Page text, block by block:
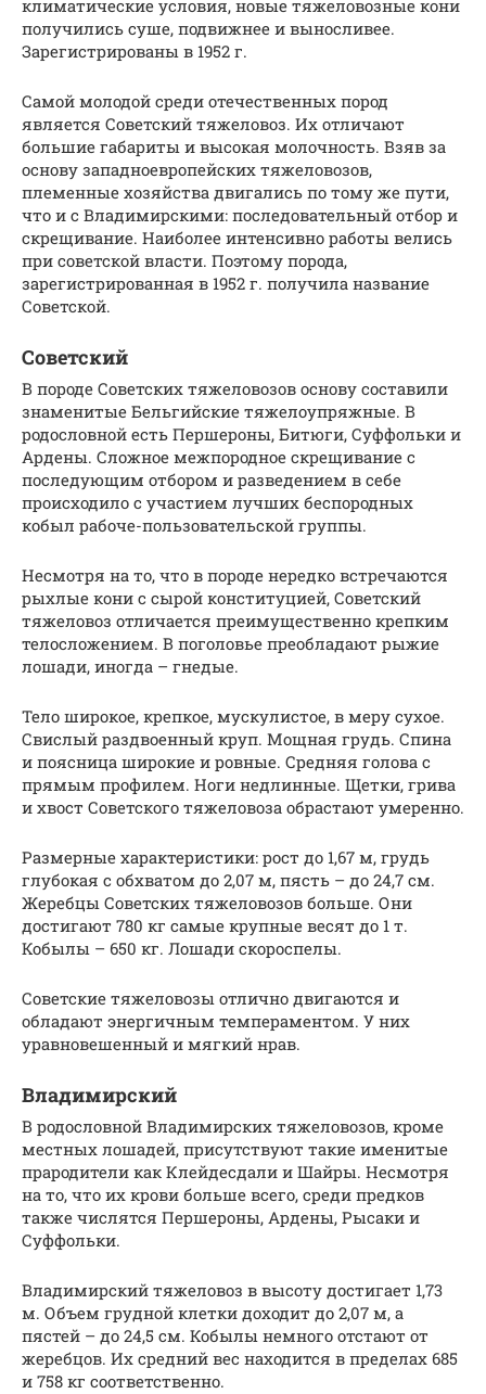
климатические условия, новые тяжеловозные кони
получились суше, подвижнее и выносливее.
Зарегистрированы в 1952 г.
Самой молодой среди отечественных пород
является Советский тяжеловоз. Их отличают
большие габариты и высокая молочность. Взяв за
основу западноевропейских тяжеловозов,
племенные хозяйства двигались по тому же пути,
что и с Владимирскими: последовательный отбор и
скрещивание. Наиболее интенсивно работы велись
при советской власти. Поэтому порода,
зарегистрированная в 1952 г. получила название
Советской.
Советский
В породе Советских тяжеловозов основу составили
знаменитые Бельгийские тяжелоупряжные. В
родословной есть Першероны, Битюги, Суффольки и
Ардены. Сложное межпородное скрещивание с
последующим отбором и разведением в себе
происходило с участием лучших беспородных
кобыл рабоче-пользовательской группы.
Несмотря на то, что в породе нередко встречаются
рыхлые кони с сырой конституцией, Советский
тяжеловоз отличается преимущественно крепким
телосложением. В поголовье преобладают рыжие
лошади, иногда – гнедые.
Тело широкое, крепкое, мускулистое, в меру сухое.
Свислый раздвоенный круп. Мощная грудь. Спина
и поясница широкие и ровные. Средняя голова с
прямым профилем. Ноги недлинные. Щетки, грива
и хвост Советского тяжеловоза обрастают умеренно.
Размерные характеристики: рост до 1,67 м, грудь
глубокая с обхватом до 2,07 м, пясть – до 24,7 см.
Жеребцы Советских тяжеловозов больше. Они
достигают 780 кг самые крупные весят до 1 т.
Кобылы – 650 кг. Лошади скороспелы.
Советские тяжеловозы отлично двигаются и
обладают энергичным темпераментом. У них
уравновешенный и мягкий нрав.
Владимирский
В родословной Владимирских тяжеловозов, кроме
местных лошадей, присутствуют такие именитые
прародители как Клейдесдали и Шайры. Несмотря
на то, что их крови больше всего, среди предков
также числятся Першероны, Ардены, Рысаки и
Суффольки.
Владимирский тяжеловоз в высоту достигает 1,73
м. Объем грудной клетки доходит до 2,07 м, а
пястей – до 24,5 см. Кобылы немного отстают от
жеребцов. Их средний вес находится в пределах 685
и 758 кг соответственно.